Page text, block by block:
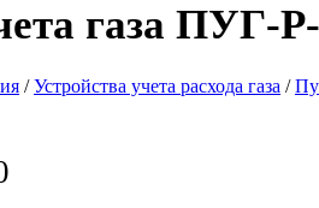
газа ПУГ-
/Устройства учета расхода газа /